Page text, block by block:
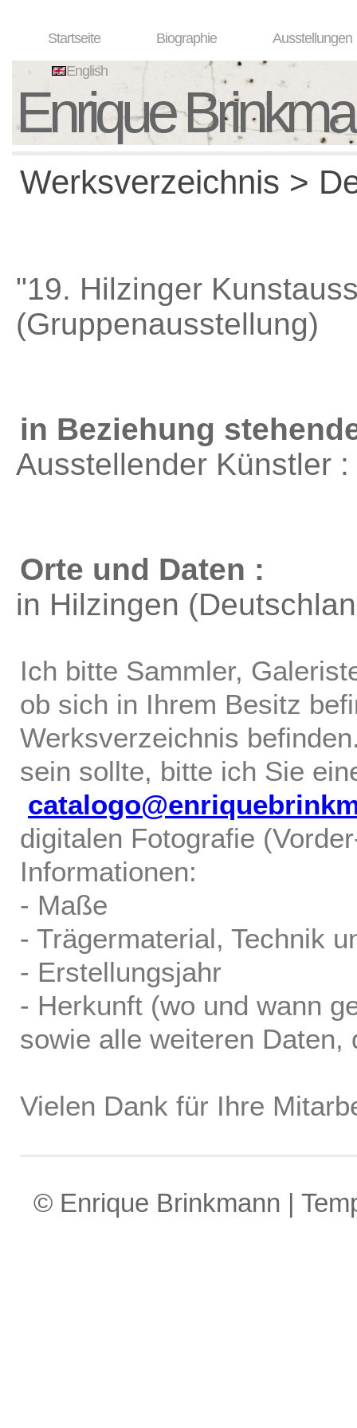
Startseite Biographie Ausstellungen
English
Enrique
Werksverzeichnis >
"19. Hilzinger
(Gruppenausstellung)
in Beziehung
Ausstellender Künstler
Orte und Daten :
in Hilzingen
Ich bitte Sammler,
ob sich in Ihrem Besitz
Werksverzeichnis
sein sollte, bitte ich Sie
digitalen Fotografie
Informationen:
- Maße
- Trägermaterial, Technik
- Erstellungsjahr
- Herkunft (wo und wann
sowie alle weiteren
Vielen Dank für Ihre
© Enrique Brinkmann |